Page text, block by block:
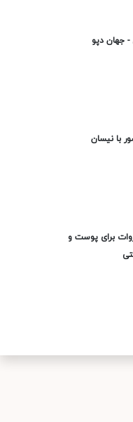
جهان دپو
با نیسان
برای پوست و